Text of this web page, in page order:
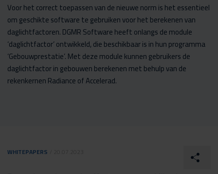
Voor het correct toepassen van de nieuwe norm is het essentieel
om geschikte software te gebruiken voor het berekenen van
daglichtfactoren. DGMR Software heeft onlangs de module
‘daglichtfactor’ ontwikkeld, die beschikbaar is in hun programma
‘Gebouwprestatie’. Met deze module kunnen gebruikers de
daglichtfactor in gebouwen berekenen met behulp van de
rekenkernen Radiance of Accelerad.
WHITEPAPERS